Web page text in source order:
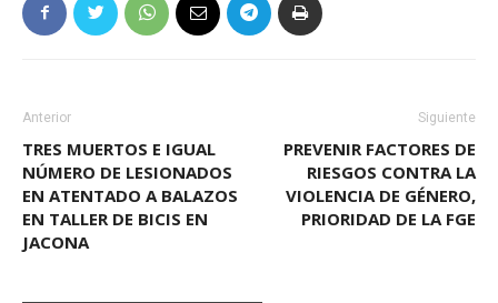
Anterior
TRES MUERTOS E IGUAL
NÚMERO DE LESIONADOS
EN ATENTADO A BALAZOS
EN TALLER DE BICIS EN
JACONA
Siguiente
PREVENIR FACTORES DE
RIESGOS CONTRA LA
VIOLENCIA DE GÉNERO,
PRIORIDAD DE LA FGE